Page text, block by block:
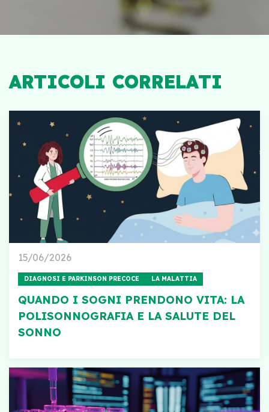
ARTICOLI CORRELATI
15/06/2026
DIAGNOSI E PARKINSON PRECOCE LA MALATTIA
QUANDO I SOGNI PRENDONO VITA: LA
POLISONNOGRAFIA E LA SALUTE DEL
SONNO